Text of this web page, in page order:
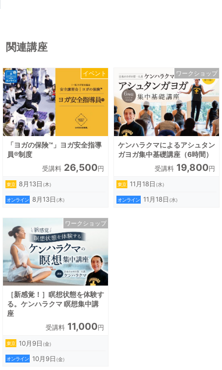
関連講座
「ヨガの保険™」ヨガ安全指導
員®制度
受講料 26,500円
東京 8月13日（木）
オンライン 8月13日（木）
イベント
ケンハラクマによるアシュタン
ガヨガ集中基礎講座（6時間）
受講料 19,800円
東京 11月18日（水）
オンライン 11月18日（水）
ワークショップ
［新感覚！］瞑想状態を体験す
る。ケンハラクマ 瞑想集中講
座
受講料 11,000円
東京 10月9日（金）
オンライン 10月9日（金）
ワークショップ